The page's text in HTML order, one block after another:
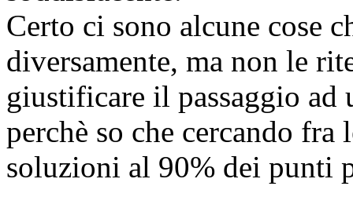
Certo ci sono alcune cose
diversamente, ma non le
giustificare il passaggio
perchè so che cercando
soluzioni al 90% dei punti